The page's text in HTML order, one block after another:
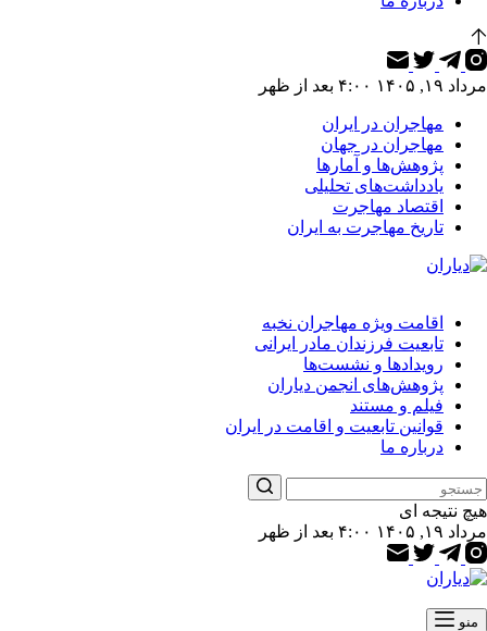
مرداد ۱۹, ۱۴۰۵ ۴:۰۰ بعد از ظهر
مهاجران در ایران
مهاجران در جهان
پژوهش‌ها و آمارها
یادداشت‌های تحلیلی
اقتصاد مهاجرت
تاریخ مهاجرت به ایران
اقامت ویژه مهاجران نخبه
تابعیت فرزندان مادر ایرانی
رویدادها و نشست‌ها
پژوهش‌های انجمن دیاران
فیلم و مستند
قوانین تابعیت و اقامت در ایران
درباره ما
هیچ نتیجه ای
مرداد ۱۹, ۱۴۰۵ ۴:۰۰ بعد از ظهر
منو